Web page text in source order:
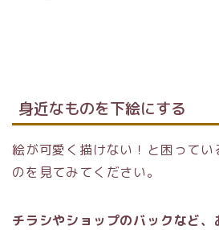
身近なものを下絵にする
絵が可愛く描けない！と困って
のを見てみてください。
チラシやショップのバックなど